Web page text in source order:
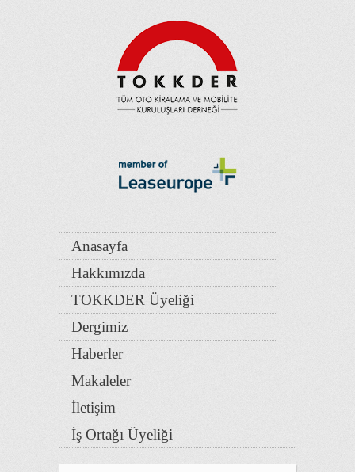
Anasayfa
Hakkımızda
TOKKDER Üyeliği
Dergimiz
Haberler
Makaleler
İletişim
İş Ortağı Üyeliği